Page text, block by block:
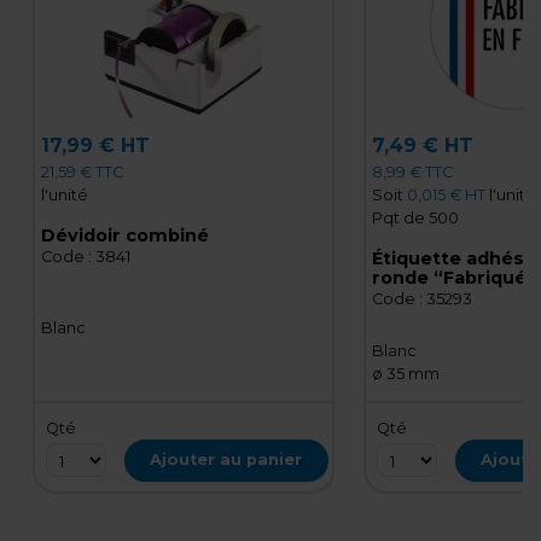
17,99 € HT
21,59 € TTC
l'unité
Dévidoir combiné
Code : 3841
Blanc
Qté
Ajouter au panier
7,49 € HT
8,99 € TTC
Soit 0,015 € HTl'unité
Pqt de 500
Étiquette
ronde “Fabriqué
ø35 mm certifiée
Code : 35293
Blanc
ø 35 mm
Qté